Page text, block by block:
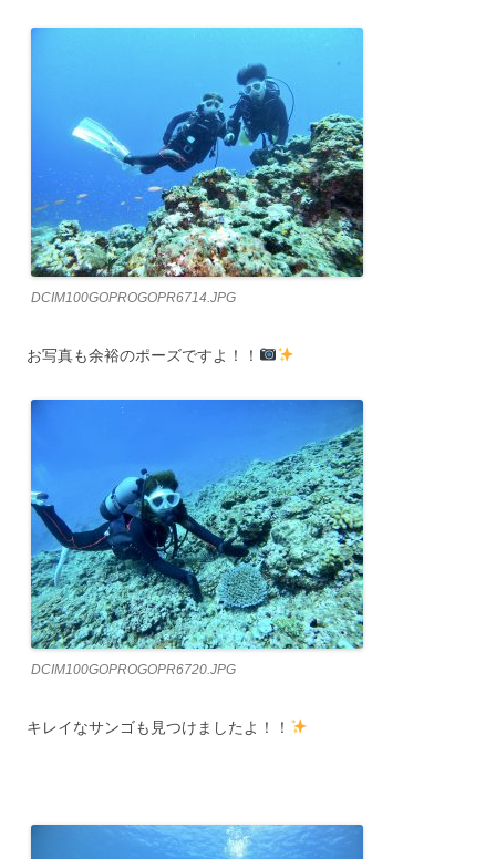
DCIM100GOPROGOPR6714.JPG
お写真も余裕のポーズですよ！！
DCIM100GOPROGOPR6720.JPG
キレイなサンゴも見つけましたよ！！